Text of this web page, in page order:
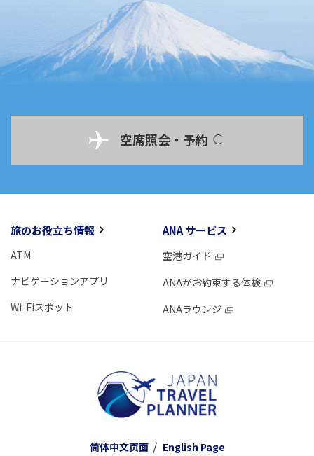
空席照会・予約
旅のお役立ち情報
ATM
ナビゲーションアプリ
Wi-Fiスポット
ANA サービス
空港ガイド
ANAがお約束する体験
ANAラウンジ
简体中文页面 English Page